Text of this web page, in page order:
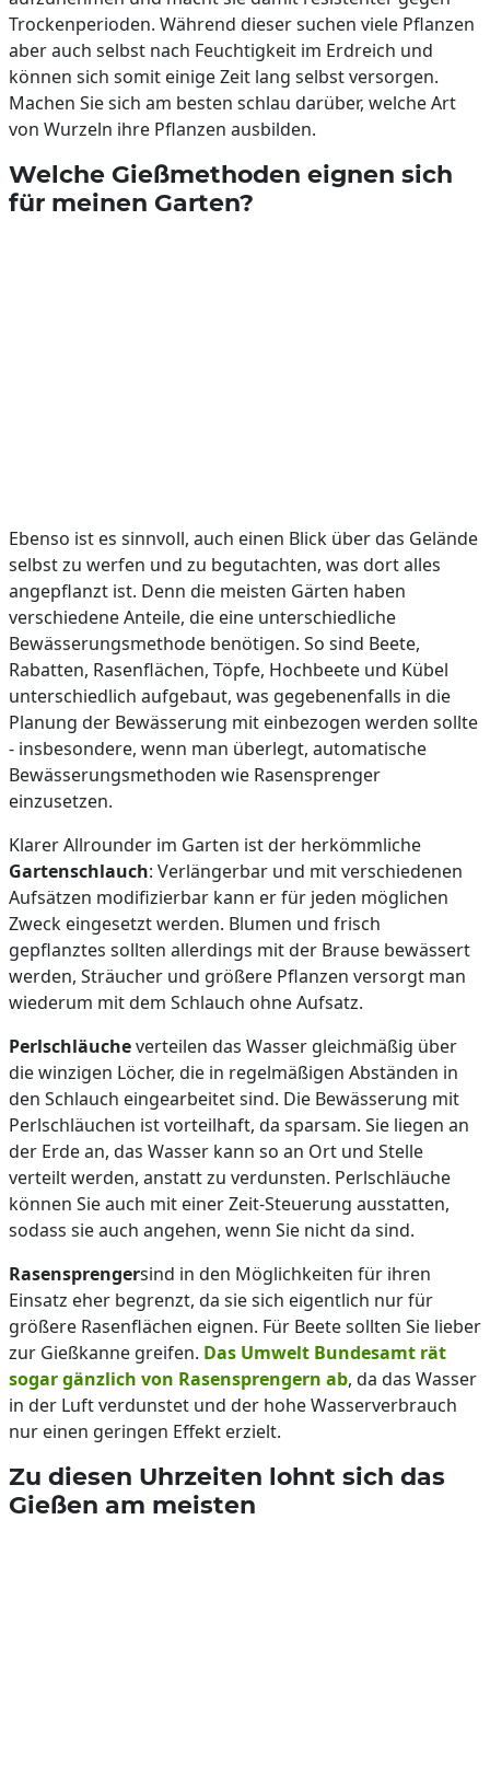
Trockenperioden. Während dieser suchen viele Pflanzen
aber auch selbst nach Feuchtigkeit im Erdreich und
können sich somit einige Zeit lang selbst versorgen.
Machen Sie sich am besten schlau darüber, welche Art
von Wurzeln ihre Pflanzen ausbilden.
Welche Gießmethoden eignen sich
für meinen Garten?
Ebenso ist es sinnvoll, auch einen Blick über das Gelände
selbst zu werfen und zu begutachten, was dort alles
angepflanzt ist. Denn die meisten Gärten haben
verschiedene Anteile, die eine unterschiedliche
Bewässerungsmethode benötigen. So sind Beete,
Rabatten, Rasenflächen, Töpfe, Hochbeete und Kübel
unterschiedlich aufgebaut, was gegebenenfalls in die
Planung der Bewässerung mit einbezogen werden sollte
- insbesondere, wenn man überlegt, automatische
Bewässerungsmethoden wie Rasensprenger
einzusetzen.
Klarer Allrounder im Garten ist der herkömmliche
Gartenschlauch: Verlängerbar und mit verschiedenen
Aufsätzen modifizierbar kann er für jeden möglichen
Zweck eingesetzt werden. Blumen und frisch
gepflanztes sollten allerdings mit der Brause bewässert
werden, Sträucher und größere Pflanzen versorgt man
wiederum mit dem Schlauch ohne Aufsatz.
Perlschläucheverteilen das Wasser gleichmäßig über
die winzigen Löcher, die in regelmäßigen Abständen in
den Schlauch eingearbeitet sind. Die Bewässerung mit
Perlschläuchen ist vorteilhaft, da sparsam. Sie liegen an
der Erde an, das Wasser kann so an Ort und Stelle
verteilt werden, anstatt zu verdunsten. Perlschläuche
können Sie auch mit einer Zeit-Steuerung ausstatten,
sodass sie auch angehen, wenn Sie nicht da sind.
Rasensprengersind in den Möglichkeiten für ihren
Einsatz eher begrenzt, da sie sich eigentlich nur für
größere Rasenflächen eignen. Für Beete sollten Sie lieber
zur Gießkanne greifen. Das Umwelt Bundesamt rät
sogar gänzlich von Rasensprengern ab, da das Wasser
in der Luft verdunstet und der hohe Wasserverbrauch
nur einen geringen Effekt erzielt.
Zu diesen Uhrzeiten lohnt sich das
Gießen am meisten